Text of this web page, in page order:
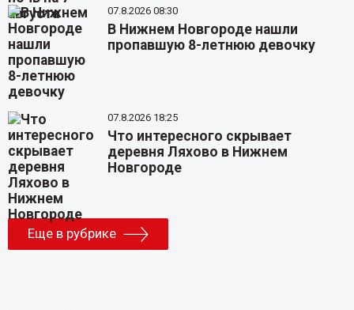
07.8.2026 08:30
В Нижнем Новгороде нашли
пропавшую 8-летнюю девочку
07.8.2026 18:25
Что интересного скрывает
деревня Ляхово в Нижнем
Новгороде
Еще в рубрике